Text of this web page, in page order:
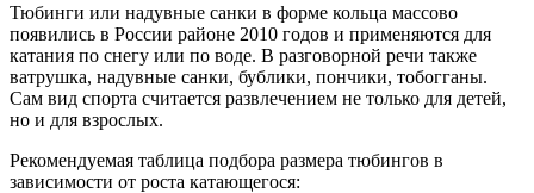
Тюбинги или надувные санки в форме кольца массово
появились в России районе 2010 годов и применяются для
катания по снегу или по воде. В разговорной речи также
ватрушка, надувные санки, бублики, пончики, тобогганы.
Сам вид спорта считается развлечением не только для детей,
но и для взрослых.
Рекомендуемая таблица подбора размера тюбингов в
зависимости от роста катающегося: